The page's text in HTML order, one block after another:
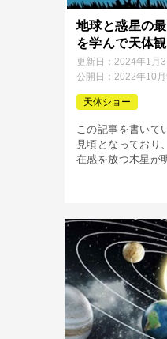
地球と惑星の
を学んで天体
更新日： 2024年1月3
公開日： 2022年10月
天体ショー
この記事を書いて
見頃となっており
在感を放つ木星が
ます。 木星が見
地球から見て太